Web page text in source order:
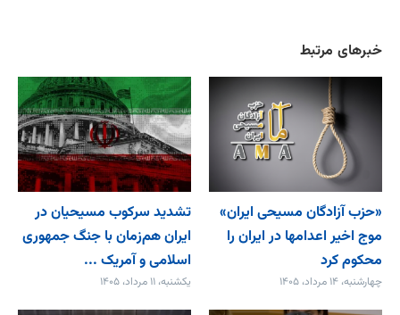
خبرهای مرتبط
«حزب آزادگان مسیحی ایران»
موج اخیر اعدامها در ایران را
محکوم کرد
چهارشنبه، ۱۴ مرداد، ۱۴۰۵
تشدید سرکوب مسیحیان در
ایران هم‌زمان با جنگ جمهوری
اسلامی و آمریک ...
یکشنبه، ۱۱ مرداد، ۱۴۰۵